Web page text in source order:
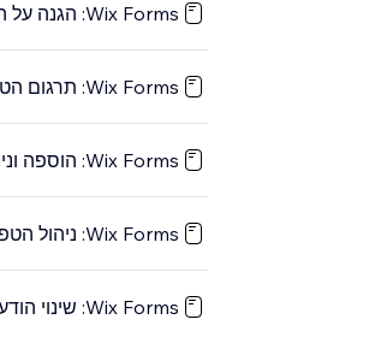
Wix Forms: הגנה על הטפסים באתר מפני ספאם
Wix Forms: תרגום הטפסים עם Wix Multilingual
Wix Forms: הוספה וניהול של כללים בטפסים
Wix Forms: ניהול הטפסים בדאשבורד
Wix Forms: שינוי הודעת האישור ועמוד התודה של הטפסים באתר